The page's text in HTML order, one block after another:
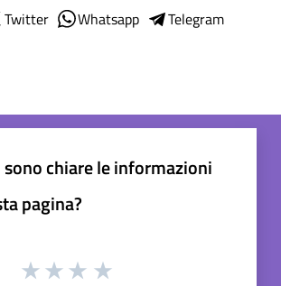
Twitter Whatsapp
Telegram
sono chiare le informazioni
pagina?